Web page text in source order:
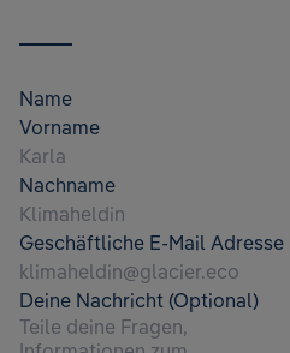
Name
Vorname
Nachname
Geschäftliche E-Mail Adresse
Deine Nachricht (Optional)